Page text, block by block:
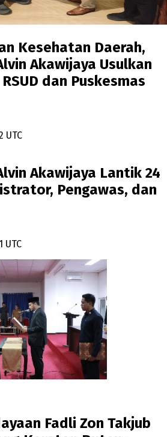
Kesehatan Daerah,
Akawijaya Usulkan
dan Puskesmas
UTC
Akawijaya Lantik 24
Pengawas, dan
UTC
Fadli Zon Takjub